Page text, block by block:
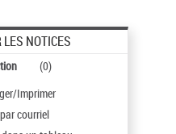
LES NOTICES
(0)
Imprimer
courriel